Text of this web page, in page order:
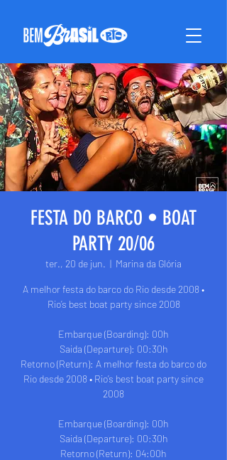
FESTA DO BARCO • BOAT
PARTY 20/06
ter., 20 de jun.
  |
Marina da Glória
A melhor festa do barco do Rio desde 2008 •
Rio’s best boat party since 2008
Embarque (Boarding): 00h
Saida (Departure): 00:30h
Retorno (Return): A melhor festa do barco do
Rio desde 2008 • Rio’s best boat party since
2008
Embarque (Boarding): 00h
Saida (Departure): 00:30h
Retorno (Return): 04:00h